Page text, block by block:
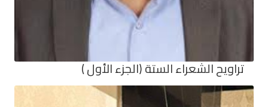
تراويح الشعراء الستة (الجزء الأول )